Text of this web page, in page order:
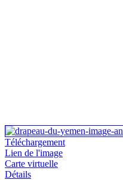
Téléchargement
Lien de l'image
Carte virtuelle
Détails